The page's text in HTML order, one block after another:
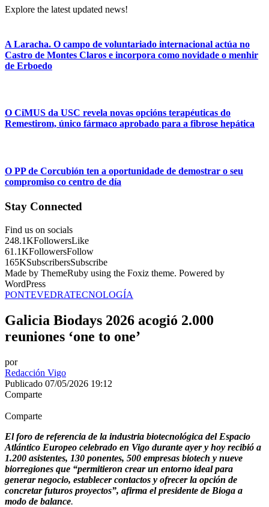
Explore the latest updated news!
A Laracha. O campo de voluntariado internacional actúa no
Castro de Montes Claros e incorpora como novidade o menhir
de Erboedo
O CiMUS da USC revela novas opcións terapéuticas do
Remestirom, único fármaco aprobado para a fibrose hepática
O PP de Corcubión ten a oportunidade de demostrar o seu
compromiso co centro de día
Stay Connected
Find us on socials
248.1KFollowersLike
61.1KFollowersFollow
165KSubscribersSubscribe
Made by ThemeRuby using the Foxiz theme. Powered by
WordPress
PONTEVEDRATECNOLOGÍA
Galicia Biodays 2026 acogió 2.000
reuniones ‘one to one’
por
Redacción Vigo
Publicado 07/05/2026 19:12
Comparte
Comparte
El foro de referencia de la industria biotecnológica del Espacio
Atlántico Europeo celebrado en Vigo durante ayer y hoy recibió a
1.200 asistentes, 130 ponentes, 500 empresas biotech y nueve
biorregiones que “permitieron crear un entorno ideal para
generar negocio, establecer contactos y ofrecer la opción de
concretar futuros proyectos”, afirma el presidente de Bioga a
modo de balance.